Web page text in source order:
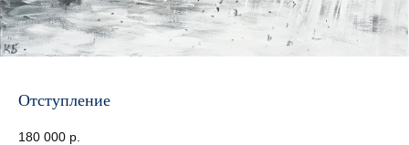
Отступление
180 000 р.